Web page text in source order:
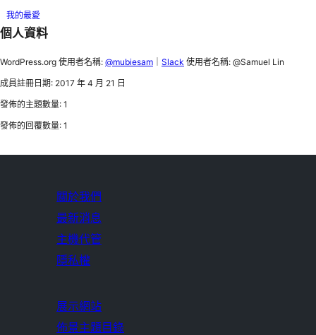
我的最愛
個人資料
WordPress.org 使用者名稱: @mubiesam Slack 使用者名稱: @Samuel Lin
成員註冊日期: 2017 年 4 月 21 日
發佈的主題數量: 1
發佈的回覆數量: 1
關於我們
最新消息
主機代管
隱私權
展示網站
佈景主題目錄